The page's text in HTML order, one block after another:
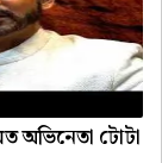
অভিনেতা টোটা